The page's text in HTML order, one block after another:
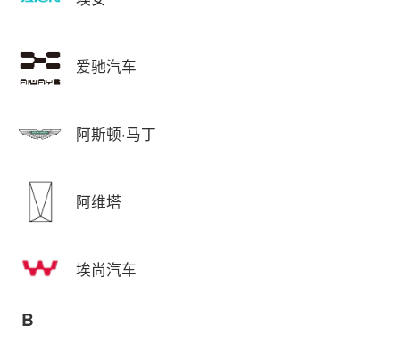
爱驰汽车
阿斯顿·马丁
阿维塔
埃尚汽车
B